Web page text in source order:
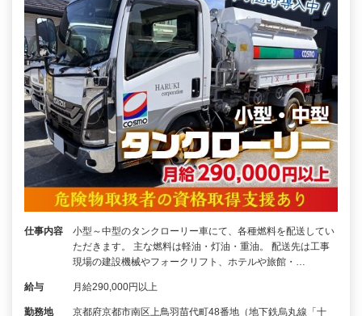
仕事内容
小型～中型のタンクローリー車にて、各種燃料を配送してい
ただきます。 主な燃料は軽油・灯油・重油。 配送先は工事
現場の建設機械やフォークリフト、ホテルや旅館・…
給与 月給290,000円以上
勤務地 京都府京都市南区上鳥羽苗代町48番地（地下鉄烏丸線「十